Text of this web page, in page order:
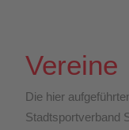
Vereine
Die hier
Stadtsportverband